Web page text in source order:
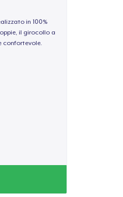
in 100%
il girocollo a
confortevole.